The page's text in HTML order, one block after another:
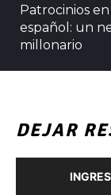
Patrocinios
español: un
millonario
DEJAR